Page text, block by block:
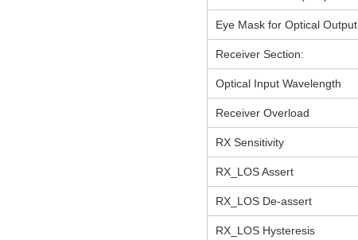
Eye Mask for Optical Output
Receiver Section:
Optical Input Wavelength
Receiver Overload
RX Sensitivity
RX_LOS Assert
RX_LOS De-assert
RX_LOS Hysteresis